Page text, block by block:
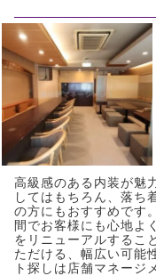
高級感のある内装が魅
してはもちろん、落ち
の方にもおすすめです
間でお客様にも心地よ
をリニューアルするこ
ただける、幅広い可能
ト探しは店舗マネージ